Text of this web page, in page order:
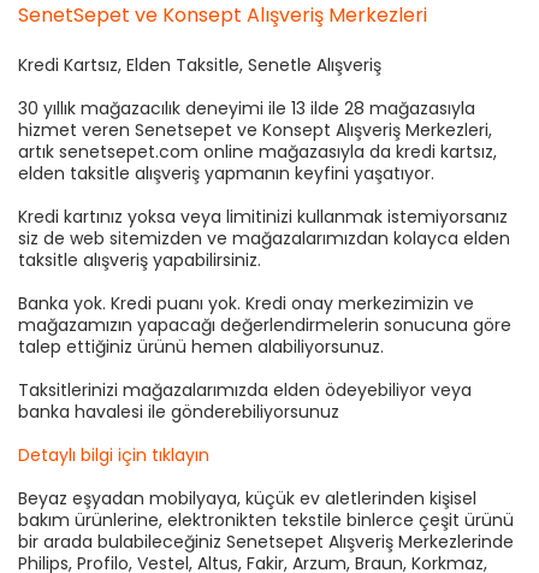
SenetSepet ve Konsept Alışveriş Merkezleri
Kredi Kartsız, Elden Taksitle, Senetle Alışveriş
30 yıllık mağazacılık deneyimi ile 13 ilde 28 mağazasıyla
hizmet veren Senetsepet ve Konsept Alışveriş Merkezleri,
artık senetsepet.com online mağazasıyla da kredi kartsız,
elden taksitle alışveriş yapmanın keyfini yaşatıyor.
Kredi kartınız yoksa veya limitinizi kullanmak istemiyorsanız
siz de web sitemizden ve mağazalarımızdan kolayca elden
taksitle alışveriş yapabilirsiniz.
Banka yok. Kredi puanı yok. Kredi onay merkezimizin ve
mağazamızın yapacağı değerlendirmelerin sonucuna göre
talep ettiğiniz ürünü hemen alabiliyorsunuz.
Taksitlerinizi mağazalarımızda elden ödeyebiliyor veya
banka havalesi ile gönderebiliyorsunuz
Detaylı bilgi için tıklayın
Beyaz eşyadan mobilyaya, küçük ev aletlerinden kişisel
bakım ürünlerine, elektronikten tekstile binlerce çeşit ürünü
bir arada bulabileceğiniz Senetsepet Alışveriş Merkezlerinde
Philips, Profilo, Vestel, Altus, Fakir, Arzum, Braun, Korkmaz,